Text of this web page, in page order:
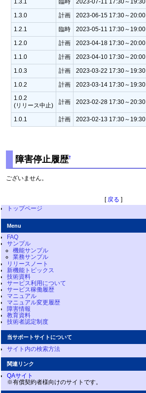
1.3.1
臨時 2023-07-11 17:30～19:30
1.3.0
計画 2023-06-15 17:30～20:00
1.2.1
臨時 2023-05-11 17:30～19:00
1.2.0
計画 2023-04-18 17:30～20:00
1.1.0
計画 2023-04-10 17:30～20:00
1.0.3
計画 2023-03-22 17:30～19:30
1.0.2
計画 2023-03-14 17:30～19:30
1.0.2
(リリース中止)
計画 2023-02-28 17:30～20:30
1.0.1 計画 2023-02-13 17:30～19:30
障害停止履歴†
ございません。
[ 戻る ]
トップページ
Menu
FAQ
サンプル
機能サンプル
業務サンプル
リリースノート
新機能トピックス
技術資料
サービス利用について
サービス稼働履歴
マニュアル
マニュアル変更履歴
障害情報
教育資料
技術者認定制度
当サポートサイトについて
サイト内の検索方法
関連リンク
QAサイト
※有償契約者様向けのサイトです。